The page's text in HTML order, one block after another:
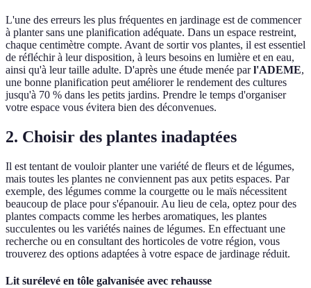
L'une des erreurs les plus fréquentes en jardinage est de commencer
à planter sans une planification adéquate. Dans un espace restreint,
chaque centimètre compte. Avant de sortir vos plantes, il est essentiel
de réfléchir à leur disposition, à leurs besoins en lumière et en eau,
ainsi qu'à leur taille adulte. D'après une étude menée parl'ADEME,
une bonne planification peut améliorer le rendement des cultures
jusqu'à 70 % dans les petits jardins. Prendre le temps d'organiser
votre espace vous évitera bien des déconvenues.
2. Choisir des plantes inadaptées
Il est tentant de vouloir planter une variété de fleurs et de légumes,
mais toutes les plantes ne conviennent pas aux petits espaces. Par
exemple, des légumes comme la courgette ou le maïs nécessitent
beaucoup de place pour s'épanouir. Au lieu de cela, optez pour des
plantes compacts comme les herbes aromatiques, les plantes
succulentes ou les variétés naines de légumes. En effectuant une
recherche ou en consultant des horticoles de votre région, vous
trouverez des options adaptées à votre espace de jardinage réduit.
Lit surélevé en tôle galvanisée avec rehausse